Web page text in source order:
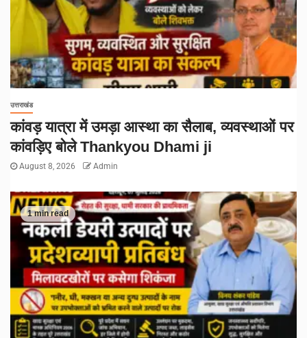
उत्तराखंड
कांवड़ यात्रा में उमड़ा आस्था का सैलाब, व्यवस्थाओं पर
कांवड़िए बोले Thankyou Dhami ji
August 8, 2026 Admin
1 min read